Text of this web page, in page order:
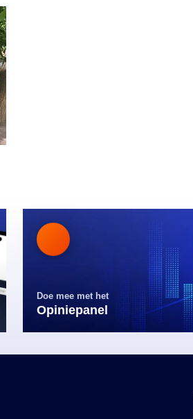
Doe mee met het
Opiniepanel